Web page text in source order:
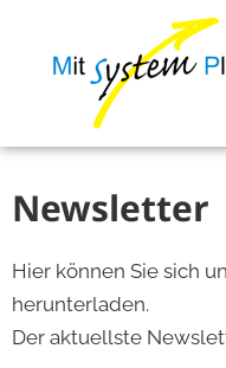
Newsletter
Hier können Sie sich
herunterladen.
Der aktuellste